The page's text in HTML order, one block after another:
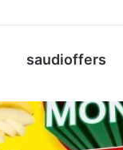
saudioffers